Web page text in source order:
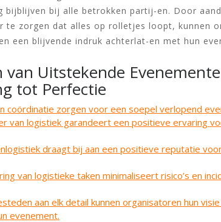
bijblijven bij alle betrokken partij-en. Door
te zorgen dat alles op rolletjes loopt, kunnen
een blijvende indruk achterlat-en met hun
van Uitstekende
tot Perfectie
coördinatie zorgen voor een soepel verlopend
van logistiek garandeert een positieve ervaring
draagt bij aan een positieve reputatie
van logistieke taken minimaliseert risico’s en
aan elk detail kunnen organisatoren hun
evenement.